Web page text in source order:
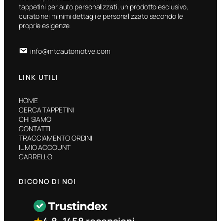
tappetini per auto personalizzati, un prodotto esclusivo,
curato nei minimi dettagli e personalizzato secondo le
proprie esigenze.
info@mtcautomotive.com
LINK UTILI
HOME
CERCA TAPPETINI
CHI SIAMO
CONTATTI
TRACCIAMENTO ORDINI
IL MIO ACCOUNT
CARRELLO
DICONO DI NOI